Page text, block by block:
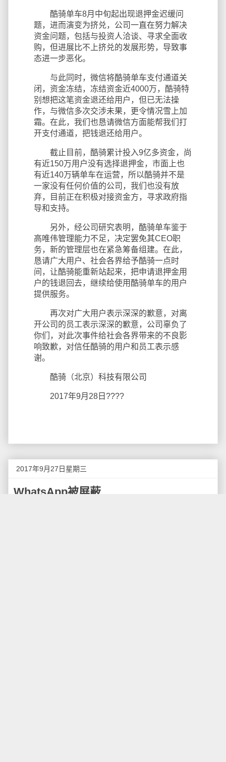
酷骑单车8月中旬起出现退押金迟缓问
题，进而演变为挤兑，公司一直在努力解决
资金问题，包括与投资人洽谈、寻求全面收
购，但进展比不上挤兑的发展形势，导致事
态进一步恶化。
与此同时，微信将酷骑单车支付通道关
闭，资金冻结，冻结资金近4000万，酷骑特
别想把这笔资金退还给用户，但已无法操
作，与微信多次交涉未果，更令情况雪上加
霜。在此，我们也恳请微信方面能帮我们打
开支付通道，把钱退还给用户。
截止目前，酷骑累计投入9亿多资金，尚
有近150万用户没有选择退押金，市面上也
有近140万辆单车在运营，所以酷骑并不是
一家没有任何价值的公司，我们也没有放
弃，目前正在积极对接资金方，寻求政府指
导和支持。
另外，经公司研究表明，酷骑单车鉴于
高唯伟管理能力不足，决定罢免其CEO职
务，新的管理层也在紧急筹备组建。在此，
恳请广大用户、社会各界给予酷骑一点时
间，让酷骑能重新站起来，把申请退押金用
户的钱退回去，继续给使用酷骑单车的用户
提供服务。
再次对广大用户表示深深的歉意，对离
开公司的员工表示深深的歉意，公司辜负了
你们，对此次事件给社会各界带来的不良影
响致歉，对信任酷骑的用户和员工表示感
谢。
酷骑（北京）科技有限公司
2017年9月28日????
2017年9月27日星期三
WhatsApp被屏蔽